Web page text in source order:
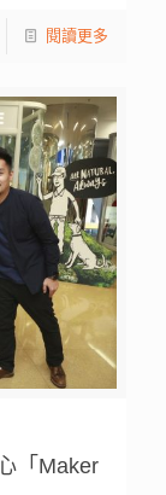
閱讀更多
「Maker